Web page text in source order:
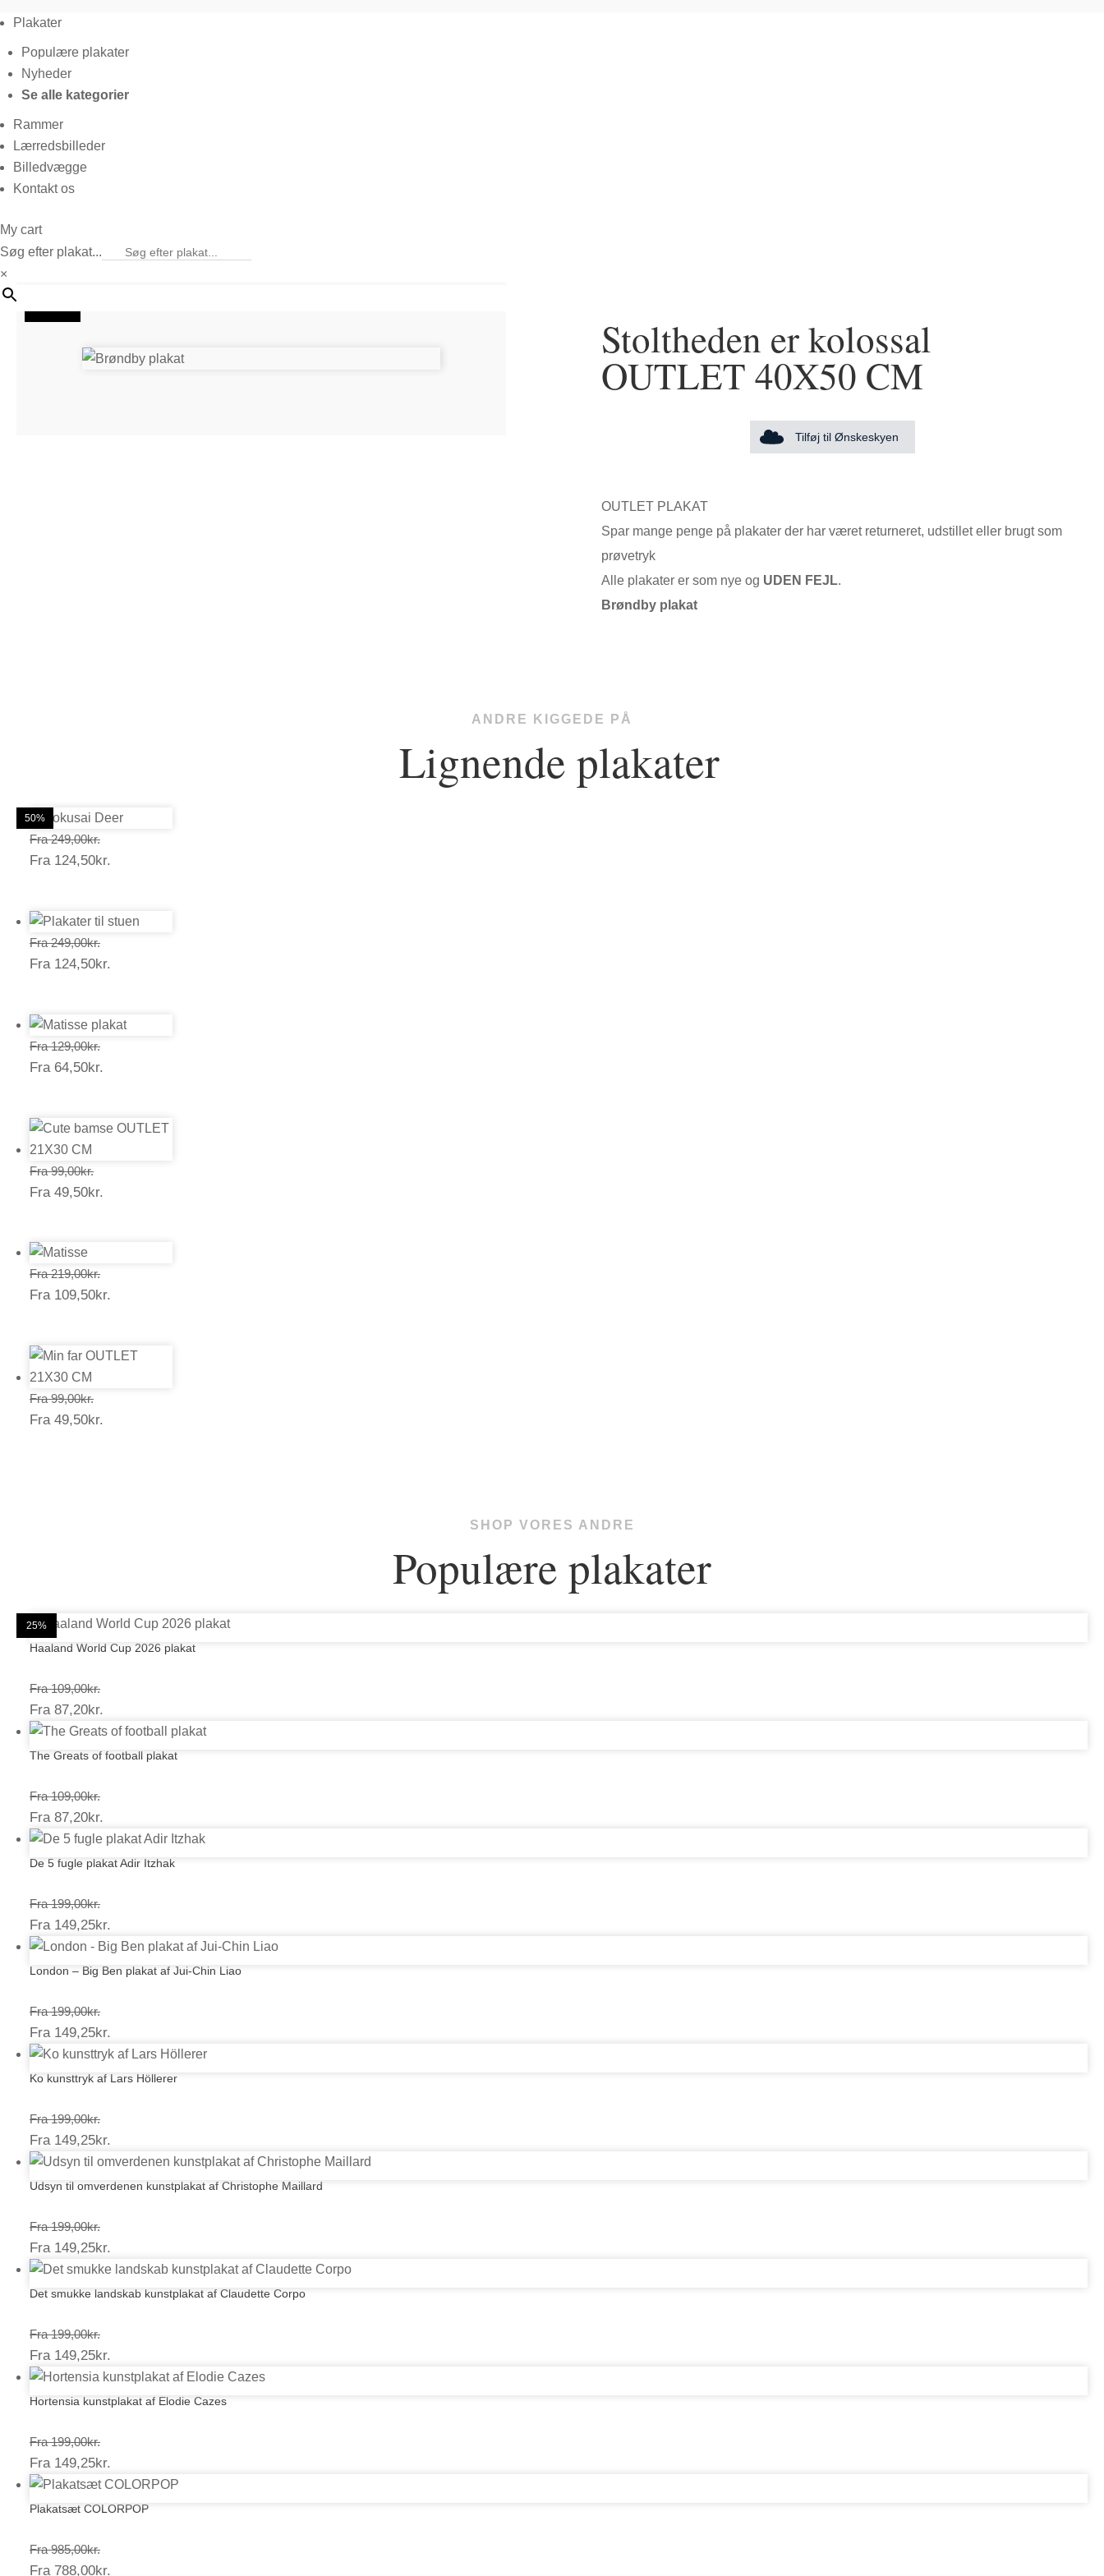
Plakater
Populære plakater
Nyheder
Se alle kategorier
Rammer
Lærredsbilleder
Billedvægge
Kontakt os
My cart
Søg efter plakat...
×
Stoltheden er kolossal
OUTLET 40X50 CM
Tilføj til Ønskeskyen
OUTLET PLAKAT
Spar mange penge på plakater der har været returneret, udstillet eller brugt som
prøvetryk
Alle plakater er som nye og UDEN FEJL.
Brøndby plakat
ANDRE KIGGEDE PÅ
Lignende plakater
50%
Fra 249,00kr.Prisinterval:
249,00kr.
Fra 124,50kr.
50%
Fra 249,00kr.Prisinterval:
249,00kr.
Fra 124,50kr.
50%
Fra 129,00kr.Prisinterval:
129,00kr.
Fra 64,50kr.
50%
Fra 99,00kr.Prisinterval:
99,00kr.
Fra 49,50kr.
50%
Fra 219,00kr.Prisinterval:
219,00kr.
Fra 109,50kr.
50%
Fra 99,00kr.Prisinterval:
99,00kr.
Fra 49,50kr.
SHOP VORES ANDRE
Populære plakater
20%
Haaland World Cup 2026 plakat
Fra 109,00kr.Prisinterval:
109,00kr.
Fra 87,20kr.
87,20kr.
20%
The Greats of football plakat
Fra 109,00kr.Prisinterval:
109,00kr.
Fra 87,20kr.
87,20kr.
25%
De 5 fugle plakat Adir Itzhak
Fra 199,00kr.Prisinterval:
199,00kr.
Fra 149,25kr.
149,25kr.
25%
London – Big Ben plakat af Jui-Chin Liao
Fra 199,00kr.Prisinterval:
199,00kr.
Fra 149,25kr.
149,25kr.
25%
Ko kunsttryk af Lars Höllerer
Fra 199,00kr.Prisinterval:
199,00kr.
Fra 149,25kr.
149,25kr.
25%
Udsyn til omverdenen kunstplakat af Christophe Maillard
Fra 199,00kr.Prisinterval:
199,00kr.
Fra 149,25kr.
149,25kr.
25%
Det smukke landskab kunstplakat af Claudette Corpo
Fra 199,00kr.Prisinterval:
199,00kr.
Fra 149,25kr.
149,25kr.
25%
Hortensia kunstplakat af Elodie Cazes
Fra 199,00kr.Prisinterval:
199,00kr.
Fra 149,25kr.
149,25kr.
20%
Plakatsæt COLORPOP
Fra 985,00kr.Prisinterval:
985,00kr.
Fra 788,00kr.
25%
25%
25%